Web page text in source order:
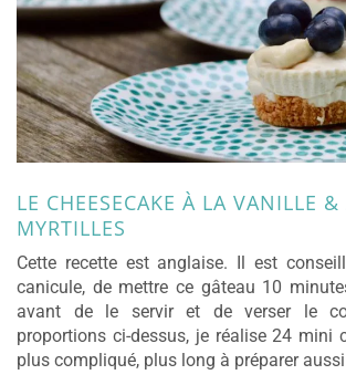
LE CHEESECAKE À LA VANILLE &
MYRTILLES
Cette recette est anglaise. Il est
canicule, de mettre ce gâteau 10
avant de le servir et de verser le
proportions ci-dessus, je réalise 24 mini
plus compliqué, plus long à préparer